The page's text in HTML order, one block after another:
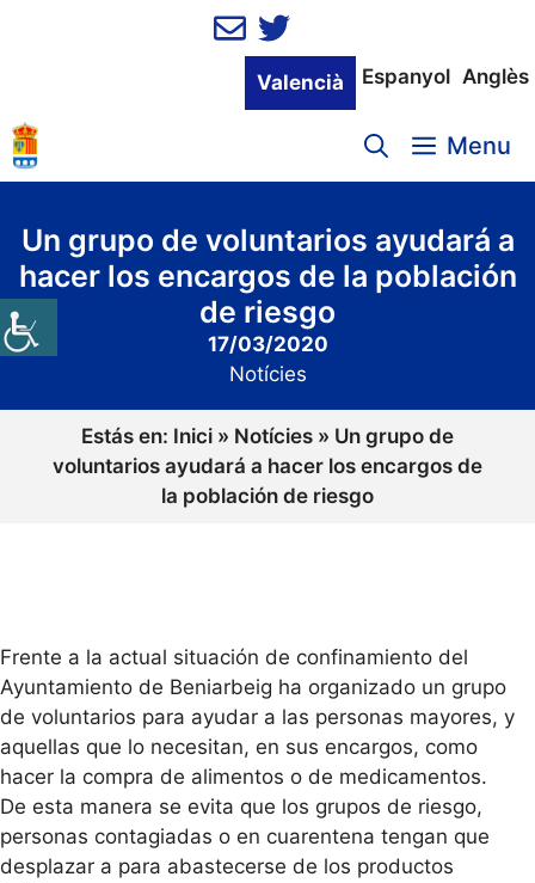
Valencià Espanyol Anglès
Menu
Un grupo de voluntarios ayudará a
hacer los encargos de la población
de riesgo
17/03/2020
Notícies
Estás en: Inici » Notícies » Un grupo de
voluntarios ayudará a hacer los encargos de
la población de riesgo
Frente a la actual situación de confinamiento del
Ayuntamiento de Beniarbeig ha organizado un grupo
de voluntarios para ayudar a las personas mayores, y
aquellas que lo necesitan, en sus encargos, como
hacer la compra de alimentos o de medicamentos.
De esta manera se evita que los grupos de riesgo,
personas contagiadas o en cuarentena tengan que
desplazar a para abastecerse de los productos